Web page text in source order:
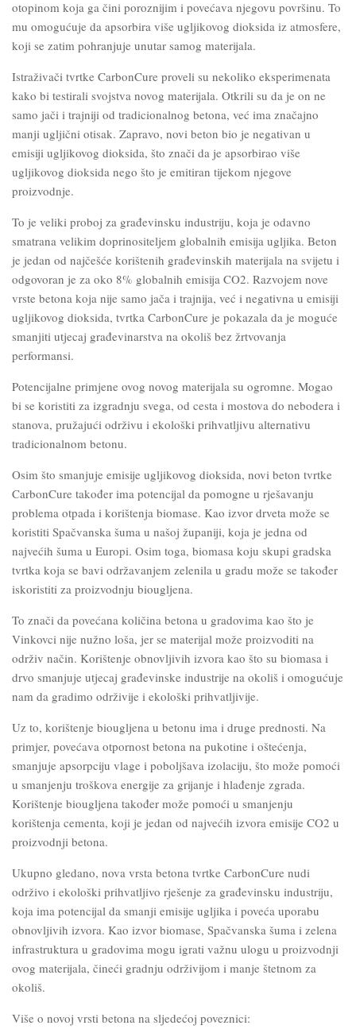
otopinom koja ga čini poroznijim i povećava njegovu površinu. To
mu omogućuje da apsorbira više ugljikovog dioksida iz atmosfere,
koji se zatim pohranjuje unutar samog materijala.
Istraživači tvrtke CarbonCure proveli su nekoliko eksperimenata
kako bi testirali svojstva novog materijala. Otkrili su da je on ne
samo jači i trajniji od tradicionalnog betona, već ima značajno
manji ugljični otisak. Zapravo, novi beton bio je negativan u
emisiji ugljikovog dioksida, što znači da je apsorbirao više
ugljikovog dioksida nego što je emitiran tijekom njegove
proizvodnje.
To je veliki proboj za građevinsku industriju, koja je odavno
smatrana velikim doprinositeljem globalnih emisija ugljika. Beton
je jedan od najčešće korištenih građevinskih materijala na svijetu i
odgovoran je za oko 8% globalnih emisija CO2. Razvojem nove
vrste betona koja nije samo jača i trajnija, već i negativna u emisiji
ugljikovog dioksida, tvrtka CarbonCure je pokazala da je moguće
smanjiti utjecaj građevinarstva na okoliš bez žrtvovanja
performansi.
Potencijalne primjene ovog novog materijala su ogromne. Mogao
bi se koristiti za izgradnju svega, od cesta i mostova do nebodera i
stanova, pružajući održivu i ekološki prihvatljivu alternativu
tradicionalnom betonu.
Osim što smanjuje emisije ugljikovog dioksida, novi beton tvrtke
CarbonCure također ima potencijal da pomogne u rješavanju
problema otpada i korištenja biomase. Kao izvor drveta može se
koristiti Spačvanska šuma u našoj županiji, koja je jedna od
najvećih šuma u Europi. Osim toga, biomasa koju skupi gradska
tvrtka koja se bavi održavanjem zelenila u gradu može se također
iskoristiti za proizvodnju biougljena.
To znači da povećana količina betona u gradovima kao što je
Vinkovci nije nužno loša, jer se materijal može proizvoditi na
održiv način. Korištenje obnovljivih izvora kao što su biomasa i
drvo smanjuje utjecaj građevinske industrije na okoliš i omogućuje
nam da gradimo održivije i ekološki prihvatljivije.
Uz to, korištenje biougljena u betonu ima i druge prednosti. Na
primjer, povećava otpornost betona na pukotine i oštećenja,
smanjuje apsorpciju vlage i poboljšava izolaciju, što može pomoći
u smanjenju troškova energije za grijanje i hlađenje zgrada.
Korištenje biougljena također može pomoći u smanjenju
korištenja cementa, koji je jedan od najvećih izvora emisije CO2 u
proizvodnji betona.
Ukupno gledano, nova vrsta betona tvrtke CarbonCure nudi
održivo i ekološki prihvatljivo rješenje za građevinsku industriju,
koja ima potencijal da smanji emisije ugljika i poveća uporabu
obnovljivih izvora. Kao izvor biomase, Spačvanska šuma i zelena
infrastruktura u gradovima mogu igrati važnu ulogu u proizvodnji
ovog materijala, čineći gradnju održivijom i manje štetnom za
okoliš.
Više o novoj vrsti betona na sljedećoj poveznici: